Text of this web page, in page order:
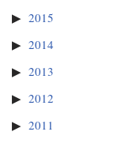
2015
2014
2013
2012
2011